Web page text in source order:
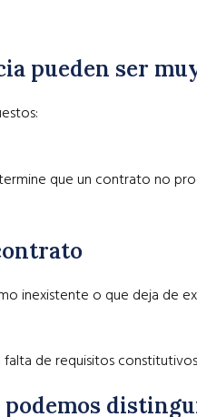
pueden ser
que un contrato no
inexistente o que deja de
de requisitos
podemos